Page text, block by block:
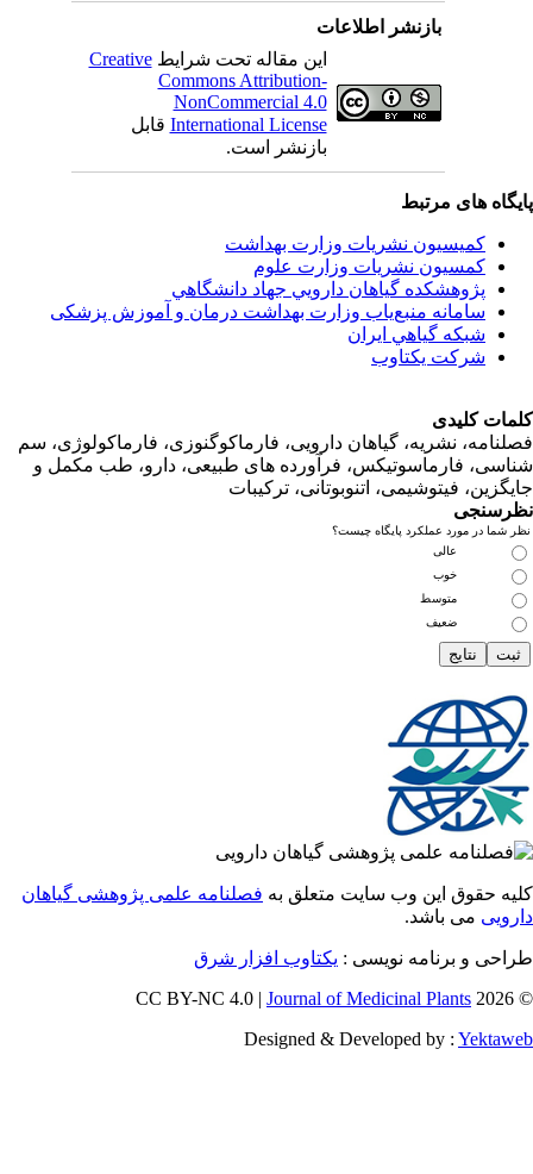
بازنشر اطلاعات
این مقاله تحت شرایط Creative
Commons Attribution-
NonCommercial 4.0
International Licenseقابل
بازنشر است.
های مرتبط
کمیسیون نشریات وزارت بهداشت
کمسیون نشریات وزارت علوم
پژوهشكده گياهان دارويي جهاد دانشگاهي
سامانه منبع‌ياب وزارت بهداشت درمان و آموزش پزشکی
شبكه گياهي ايران
شرکت یکتاوب
کلیدی
نشریه، گیاهان دارویی، فارماکوگنوزی، فارماکولوژی، سم
فارماسوتیکس، فرآورده های طبیعی، دارو، طب مکمل و
فیتوشیمی، اتنوبوتانی، ترکیبات
در مورد عملکرد پایگاه چیست؟
متوسط
ضعیف
حقوق این وب سایت متعلق بهفصلنامه علمی پژوهشی گیاهان
می باشد.
و برنامه نویسی :یکتاوب افزار شرق
Journal of Medicinal Plants
Designed & Developed by :